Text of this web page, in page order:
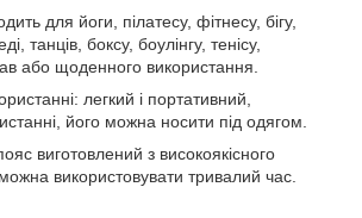
для йоги, пілатесу, фітнесу, бігу,
танців, боксу, боулінгу, тенісу,
або щоденного використання.
легкий і портативний,
його можна носити під одягом.
виготовлений з високоякісного
використовувати тривалий час.